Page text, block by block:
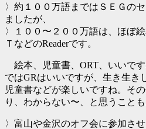
〉約１００万語まではＳＥＧの
ましたが、
〉１００〜２００万語は、ほぼ
ＴなどのReaderです。
絵本、児童書、ORT、いいで
ではGRはいいですが、生き生き
児童書などが楽しいですね。そ
り、わからない〜、と思うことも
〉富山や金沢のオフ会に参加さ